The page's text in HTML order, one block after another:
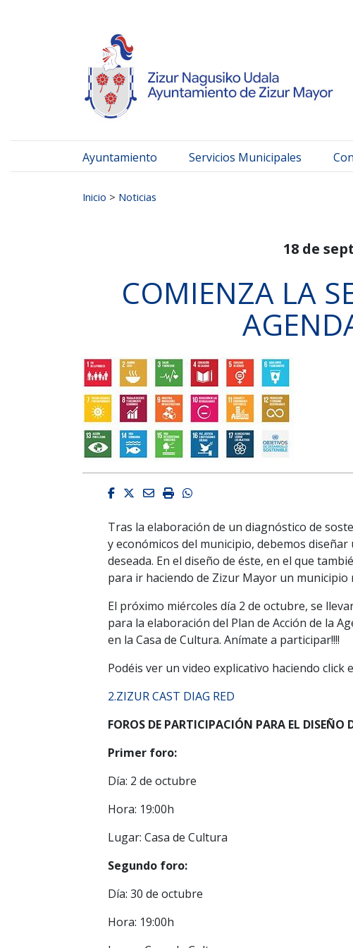
Ayuntamiento Servicios Municipales
Inicio > Noticias
18 de
COMIENZA LA
Facebook
Twitter
EmailImprimirWhatsapp
Tras la elaboración de un diagnóstico de
y económicos del municipio, debemos
deseada. En el diseño de éste, en el que
para ir haciendo de Zizur Mayor un municipio
El próximo miércoles día 2 de octubre, se
para la elaboración del Plan de Acción de la
en la Casa de Cultura. Anímate a participar!!!!
Podéis ver un video explicativo haciendo click
2.ZIZUR CAST DIAG RED
FOROS DE PARTICIPACIÓN PARA EL
Primer foro:
Día: 2 de octubre
Hora: 19:00h
Lugar: Casa de Cultura
Segundo foro:
Día: 30 de octubre
Hora: 19:00h